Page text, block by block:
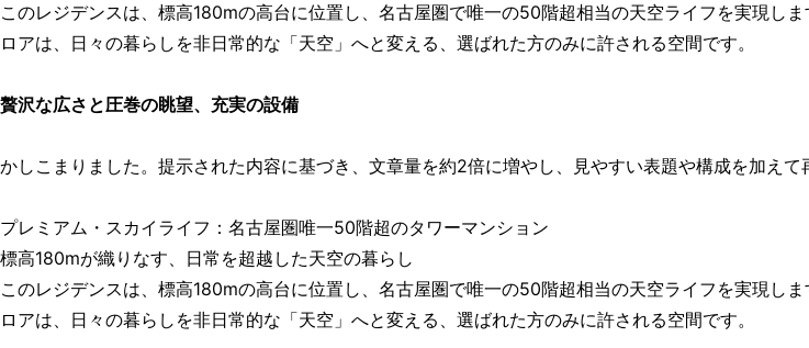
このレジデンスは、標高180mの高台に位置し、名古屋圏で唯一の50階超相当の天空ライフを実現し
ロアは、日々の暮らしを非日常的な「天空」へと変える、選ばれた方のみに許される空間です。
贅沢な広さと圧巻の眺望、充実の設備
かしこまりました。提示された内容に基づき、文章量を約2倍に増やし、見やすい表題や構成を加えて
プレミアム・スカイライフ：名古屋圏唯一50階超のタワーマンション
標高180mが織りなす、日常を超越した天空の暮らし
このレジデンスは、標高180mの高台に位置し、名古屋圏で唯一の50階超相当の天空ライフを実現し
ロアは、日々の暮らしを非日常的な「天空」へと変える、選ばれた方のみに許される空間です。